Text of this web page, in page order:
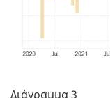
Διάγραμμα 3